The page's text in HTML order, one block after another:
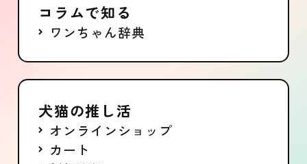
コラムで知る
ワンちゃん辞典
犬猫の推し活
オンラインショップ
カート